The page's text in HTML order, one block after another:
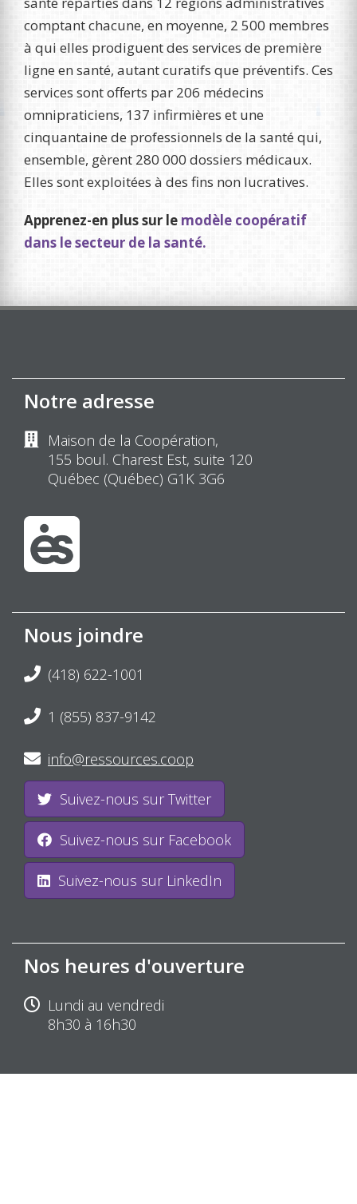
comptant chacune, en moyenne, 2 500 membres
à qui elles prodiguent des services de première
ligne en santé, autant curatifs que préventifs. Ces
services sont offerts par 206 médecins
omnipraticiens, 137 infirmières et une
cinquantaine de professionnels de la santé qui,
ensemble, gèrent 280 000 dossiers médicaux.
Elles sont exploitées à des fins non lucratives.
Apprenez-en plus sur le modèle coopératif
dans le secteur de la santé.
Notre adresse
Maison de la Coopération,
155 boul. Charest Est, suite 120
Québec (Québec) G1K 3G6
Nous joindre
(418) 622-1001
1 (855) 837-9142
info@ressources.coop
Suivez-nous sur Twitter
Suivez-nous sur Facebook
Suivez-nous sur LinkedIn
Nos heures d'ouverture
Lundi au vendredi
8h30 à 16h30